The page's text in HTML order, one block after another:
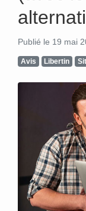
Publié le 19 mai
Avis Libertin